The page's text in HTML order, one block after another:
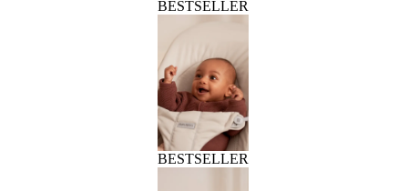
BESTSELLER
BESTSELLER